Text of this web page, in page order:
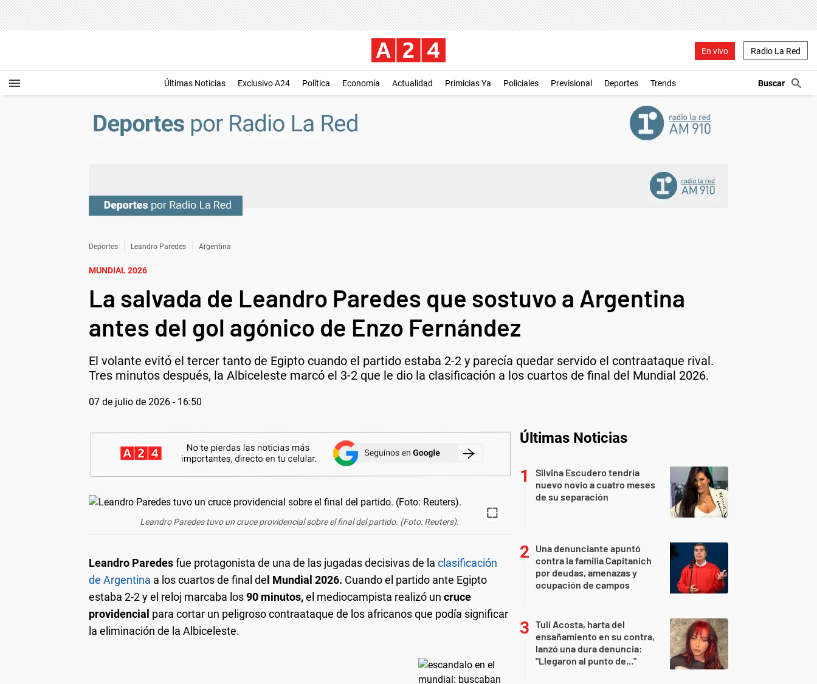
En vivo Radio La Red
Últimas Noticias Exclusivo A24 Política Economía Actualidad Primicias Ya Policiales Previsional Deportes Trends
Deportes Leandro Paredes Argentina
MUNDIAL 2026
La salvada de Leandro Paredes que sostuvo a Argentina
antes del gol agónico de Enzo Fernández
El volante evitó el tercer tanto de Egipto cuando el partido estaba 2-2 y parecía quedar servido el contraataque rival.
Tres minutos después, la Albiceleste marcó el 3-2 que le dio la clasificación a los cuartos de final del Mundial 2026.
07 de julio de 2026 - 16:50
Leandro Paredes tuvo un cruce providencial sobre el final del partido. (Foto: Reuters).
Leandro Paredesfue protagonista de una de las jugadas decisivas de la clasificación
de Argentina a los cuartos de final del Mundial 2026. Cuando el partido ante Egipto
estaba 2-2 y el reloj marcaba los90 minutos,el mediocampista realizó un cruce
providencial para cortar un peligroso contraataque de los africanos que podía significar
la eliminación de la Albiceleste.
Últimas Noticias
Silvina Escudero tendría
nuevo novio a cuatro meses
de su separación
Una denunciante apuntó
contra la familia Capitanich
por deudas, amenazas y
ocupación de campos
Tuli Acosta, harta del
ensañamiento en su contra,
lanzó una dura denuncia:
"Llegaron al punto de..."